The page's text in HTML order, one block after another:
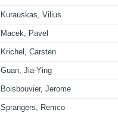
Kurauskas, Vilius
Macek, Pavel
Krichel, Carsten
Guan, Jia-Ying
Boisbouvier, Jerome
Sprangers, Remco